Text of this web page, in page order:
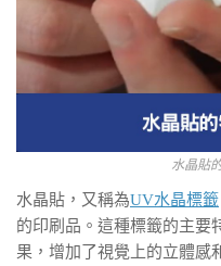
水晶貼
水晶貼，又稱為UV水晶標籤
的印刷品。這種標籤的主要
果，增加了視覺上的立體感